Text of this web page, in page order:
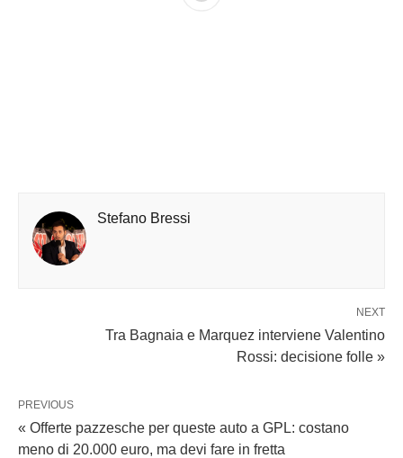
Stefano Bressi
NEXT
Tra Bagnaia e Marquez interviene Valentino
Rossi: decisione folle »
PREVIOUS
« Offerte pazzesche per queste auto a GPL: costano
meno di 20.000 euro, ma devi fare in fretta